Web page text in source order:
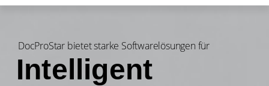
DocProStar bietet starke Softwarelösungen für
Intelligent